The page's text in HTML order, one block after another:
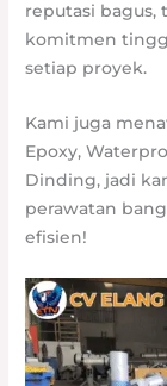
reputasi bagus,
komitmen
setiap proyek.
Kami juga
Epoxy,
Dinding, jadi
perawatan
efisien!